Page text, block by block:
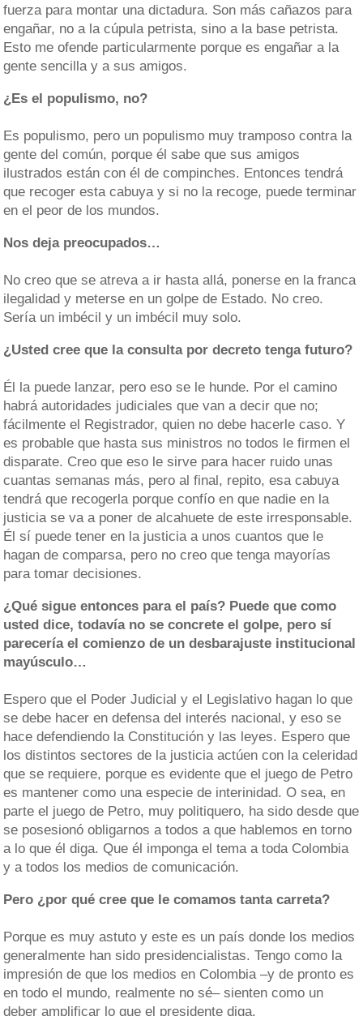
fuerza para montar una dictadura. Son más cañazos para
engañar, no a la cúpula petrista, sino a la base petrista.
Esto me ofende particularmente porque es engañar a la
gente sencilla y a sus amigos.
¿Es el populismo, no?
Es populismo, pero un populismo muy tramposo contra la
gente del común, porque él sabe que sus amigos
ilustrados están con él de compinches. Entonces tendrá
que recoger esta cabuya y si no la recoge, puede terminar
en el peor de los mundos.
Nos deja preocupados…
No creo que se atreva a ir hasta allá, ponerse en la franca
ilegalidad y meterse en un golpe de Estado. No creo.
Sería un imbécil y un imbécil muy solo.
¿Usted cree que la consulta por decreto tenga futuro?
Él la puede lanzar, pero eso se le hunde. Por el camino
habrá autoridades judiciales que van a decir que no;
fácilmente el Registrador, quien no debe hacerle caso. Y
es probable que hasta sus ministros no todos le firmen el
disparate. Creo que eso le sirve para hacer ruido unas
cuantas semanas más, pero al final, repito, esa cabuya
tendrá que recogerla porque confío en que nadie en la
justicia se va a poner de alcahuete de este irresponsable.
Él sí puede tener en la justicia a unos cuantos que le
hagan de comparsa, pero no creo que tenga mayorías
para tomar decisiones.
¿Qué sigue entonces para el país? Puede que como
usted dice, todavía no se concrete el golpe, pero sí
parecería el comienzo de un desbarajuste institucional
mayúsculo…
Espero que el Poder Judicial y el Legislativo hagan lo que
se debe hacer en defensa del interés nacional, y eso se
hace defendiendo la Constitución y las leyes. Espero que
los distintos sectores de la justicia actúen con la celeridad
que se requiere, porque es evidente que el juego de Petro
es mantener como una especie de interinidad. O sea, en
parte el juego de Petro, muy politiquero, ha sido desde que
se posesionó obligarnos a todos a que hablemos en torno
a lo que él diga. Que él imponga el tema a toda Colombia
y a todos los medios de comunicación.
Pero ¿por qué cree que le comamos tanta carreta?
Porque es muy astuto y este es un país donde los medios
generalmente han sido presidencialistas. Tengo como la
impresión de que los medios en Colombia –y de pronto es
en todo el mundo, realmente no sé– sienten como un
deber amplificar lo que el presidente diga.